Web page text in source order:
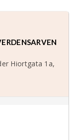
Hiortgata 1a,